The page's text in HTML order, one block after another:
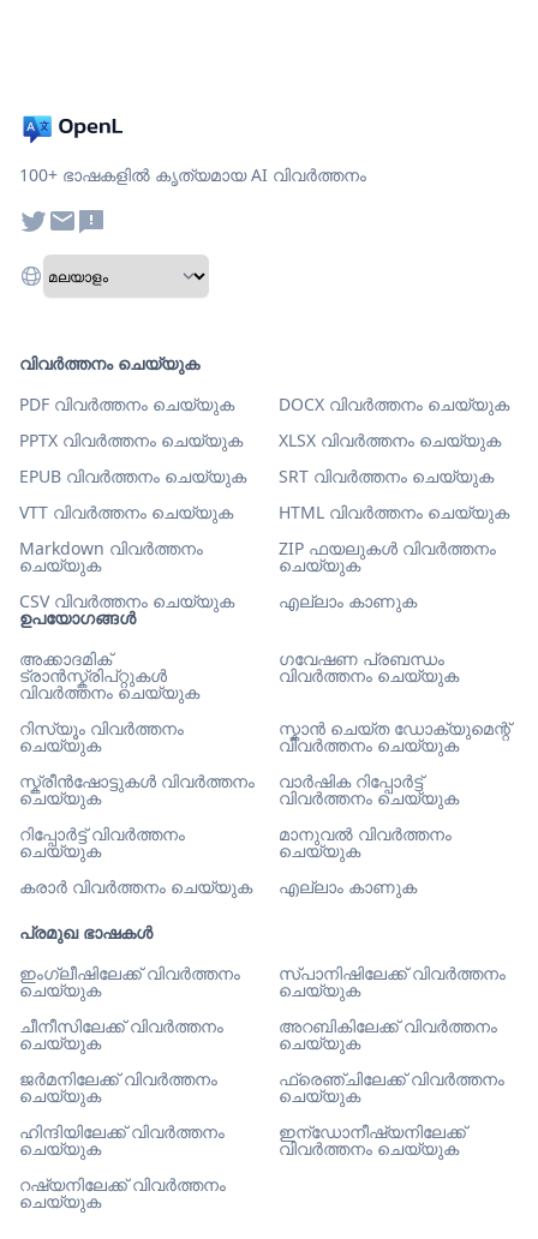
100+ ഭാഷകളിൽ കൃത്യമായ AI വിവർത്തനം
ഉപയോഗങ്ങൾ
അക്കാദമിക്
ട്രാൻസ്ക്രിപ്റ്റുകൾ
വിവർത്തനം ചെയ്യുക
ഗവേഷണ പ്രബന്ധം
വിവർത്തനം ചെയ്യുക
റിസ്യൂം വിവർത്തനം
ചെയ്യുക
സ്കാൻ ചെയ്ത ഡോക്യുമെന്റ്
വിവർത്തനം ചെയ്യുക
സ്ക്രീൻഷോട്ടുകൾ വിവർത്തനം
ചെയ്യുക
വാർഷിക റിപ്പോർട്ട്
വിവർത്തനം ചെയ്യുക
റിപ്പോർട്ട് വിവർത്തനം
ചെയ്യുക
മാനുവൽ വിവർത്തനം
ചെയ്യുക
കരാർ വിവർത്തനം ചെയ്യുക
എല്ലാം കാണുക
പ്രമുഖ ഭാഷകൾ
ഇംഗ്ലീഷിലേക്ക് വിവർത്തനം
ചെയ്യുക
സ്പാനിഷിലേക്ക് വിവർത്തനം
ചെയ്യുക
ചീനീസിലേക്ക് വിവർത്തനം
ചെയ്യുക
അറബികിലേക്ക് വിവർത്തനം
ചെയ്യുക
ജർമനിലേക്ക് വിവർത്തനം
ചെയ്യുക
ഫ്രെഞ്ചിലേക്ക് വിവർത്തനം
ചെയ്യുക
ഹിന്ദിയിലേക്ക് വിവർത്തനം
ചെയ്യുക
ഇന്ഡോനീഷ്യനിലേക്ക്
വിവർത്തനം ചെയ്യുക
റഷ്യനിലേക്ക് വിവർത്തനം
ചെയ്യുക
വിവർത്തനം ചെയ്യുക
PDF വിവർത്തനം ചെയ്യുക
DOCX വിവർത്തനം ചെയ്യുക
PPTX വിവർത്തനം ചെയ്യുക
XLSX വിവർത്തനം ചെയ്യുക
EPUB വിവർത്തനം ചെയ്യുക
SRT വിവർത്തനം ചെയ്യുക
VTT വിവർത്തനം ചെയ്യുക
HTML വിവർത്തനം ചെയ്യുക
Markdown വിവർത്തനം
ചെയ്യുക
ZIP ഫയലുകൾ വിവർത്തനം
ചെയ്യുക
CSV വിവർത്തനം ചെയ്യുക
എല്ലാം കാണുക